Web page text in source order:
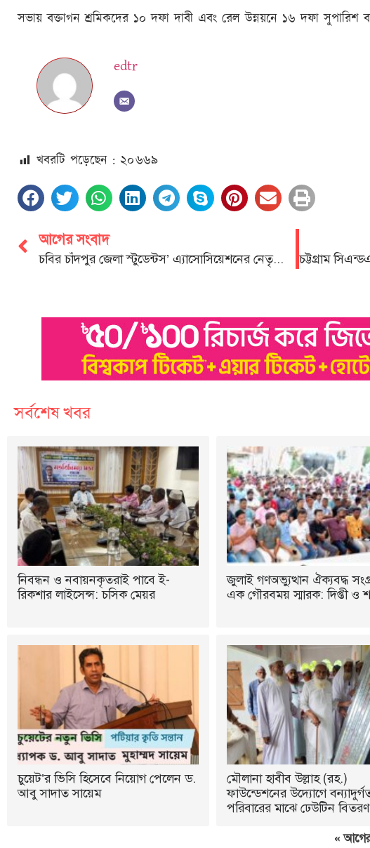
সভায় বক্তাগন শ্রমিকদের ১০ দফা দাবী এবং রেল উন্নয়নে ১৬ দফা সুপারিশ
edtr
খবরটি পড়েছেন : ২০৬৬৯
আগের সংবাদ
চবির চাঁদপুর জেলা স্টুডেন্টস’ এ্যাসোসিয়েশনের নেতৃত্বে ইলিয়াস-রুপক
সর্বশেষ খবর
নিবন্ধন ও নবায়নকৃতরাই পাবে ই-
রিকশার লাইসেন্স: চসিক মেয়র
জুলাই গণঅভ্যুত্থান ঐক্যবদ্ধ
এক গৌরবময় স্মারক: দিপ্তী ও
চুয়েট’র ভিসি হিসেবে নিয়োগ পেলেন ড.
আবু সাদাত সায়েম
মৌলানা হাবীব উল্লাহ (রহ.)
ফাউন্ডেশনের উদ্যোগে
পরিবারের মাঝে ঢেউটিন বিতরণ
«